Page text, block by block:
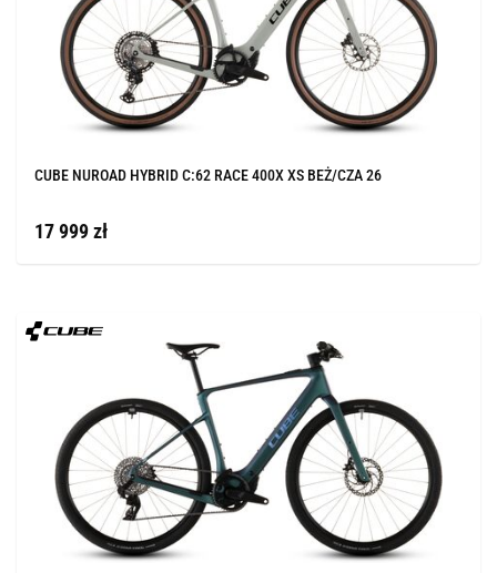
CUBE NUROAD HYBRID C:62 RACE 400X XS BEŻ/CZA 26
17 999 zł